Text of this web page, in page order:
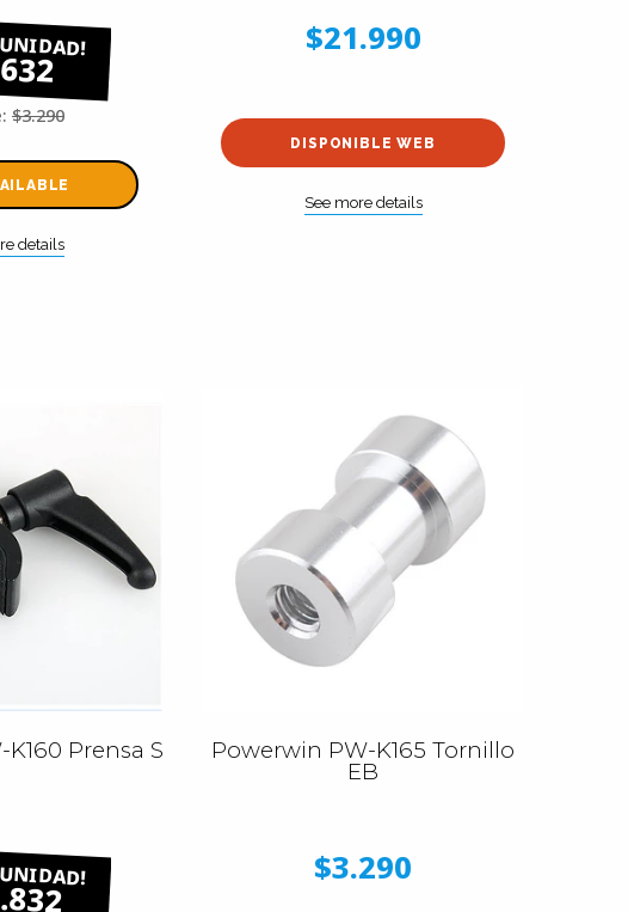
$3.290
details
$21.990
DISPONIBLE WEB
See more details
Prensa S Powerwin PW-K165 Tornillo
EB
$3.290